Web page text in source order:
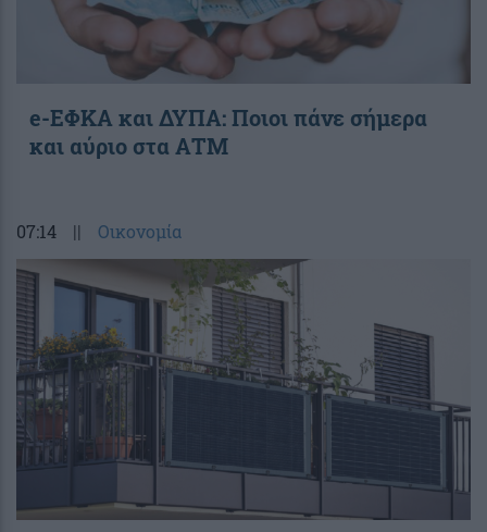
e-ΕΦΚΑ και ΔΥΠΑ: Ποιοι πάνε σήμερα
και αύριο στα ΑΤΜ
07:14 || Οικονομία